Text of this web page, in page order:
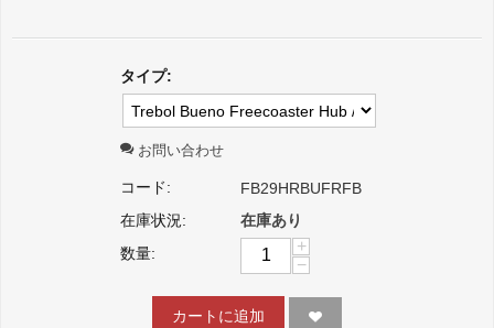
タイプ:
お問い合わせ
コード:
FB29HRBUFRFB
在庫状況:
在庫あり
数量:
+
−
カートに追加